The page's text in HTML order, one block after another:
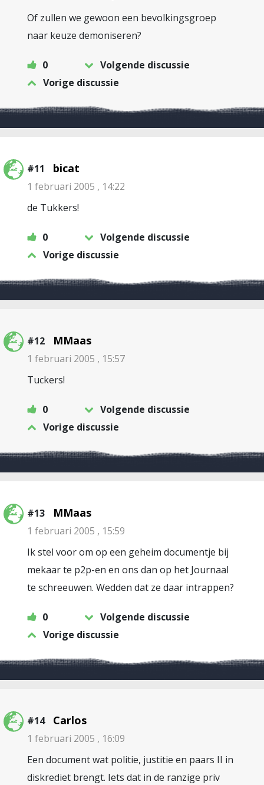
Of zullen we gewoon een bevolkingsgroep
naar keuze demoniseren?
0
Volgende discussie
Vorige discussie
#11 bicat
1 februari 2005 , 14:22
de Tukkers!
0
Volgende discussie
Vorige discussie
#12 MMaas
1 februari 2005 , 15:57
Tuckers!
0
Volgende discussie
Vorige discussie
#13 MMaas
1 februari 2005 , 15:59
Ik stel voor om op een geheim documentje bij
mekaar te p2p-en en ons dan op het Journaal
te schreeuwen. Wedden dat ze daar intrappen?
0
Volgende discussie
Vorige discussie
#14 Carlos
1 februari 2005 , 16:09
Een document wat politie, justitie en paars II in
diskrediet brengt. Iets dat in de ranzige priv